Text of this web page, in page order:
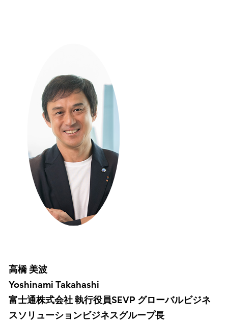
高橋 美波
Yoshinami Takahashi
富士通株式会社 執行役員SEVP グローバルビジネ
スソリューションビジネスグループ長